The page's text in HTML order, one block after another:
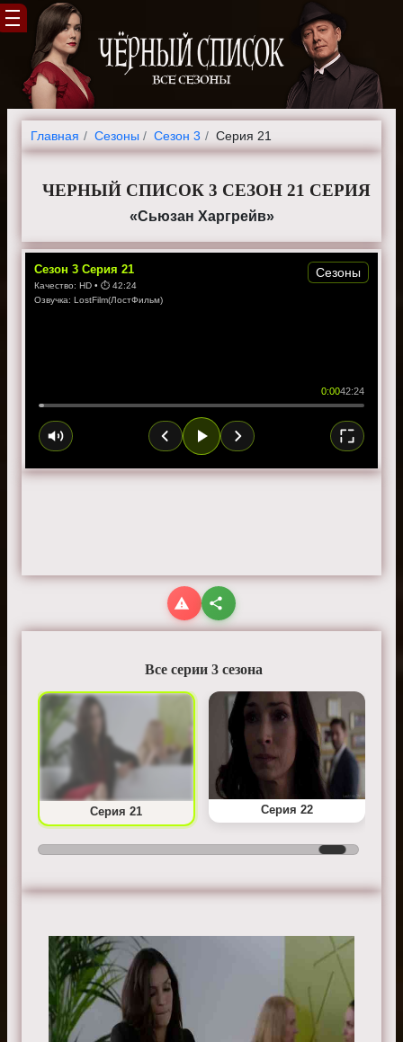
Главная Cезоны Сезон 3 Серия 21
ЧЕРНЫЙ СПИСОК 3 СЕЗОН 21 СЕРИЯ
«Сьюзан Харгрейв»
Сезон 3 Серия 21
Качество: HD • ⏱ 42:24
Озвучка: LostFilm(ЛостФильм)
0:0042:24
Сезоны
Все серии 3 сезона
Серия 21 Серия 22